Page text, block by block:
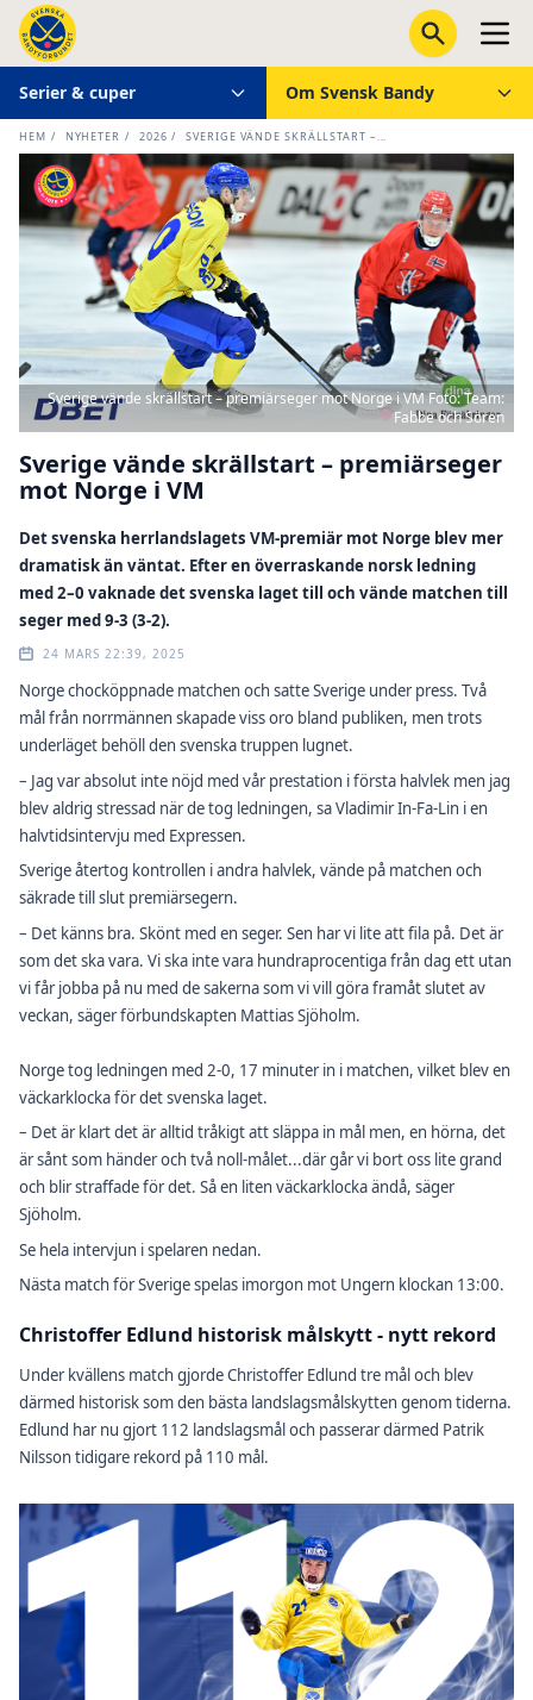
Serier & cuper Om Svensk Bandy
HEM / NYHETER / 2026 / SVERIGE VÄNDE SKRÄLLSTART –...
Sverige vände skrällstart – premiärseger mot Norge i VM Foto: Team:
Fabbe och Sören
Sverige vände skrällstart – premiärseger
mot Norge i VM
Det svenska herrlandslagets VM-premiär mot Norge blev mer
dramatisk än väntat. Efter en överraskande norsk ledning
med 2–0 vaknade det svenska laget till och vände matchen till
seger med 9-3 (3-2).
24 MARS 22:39, 2025
Norge chocköppnade matchen och satte Sverige under press. Två
mål från norrmännen skapade viss oro bland publiken, men trots
underläget behöll den svenska truppen lugnet.
– Jag var absolut inte nöjd med vår prestation i första halvlek men jag
blev aldrig stressad när de tog ledningen, sa Vladimir In-Fa-Lin i en
halvtidsintervju med Expressen.
Sverige återtog kontrollen i andra halvlek, vände på matchen och
säkrade till slut premiärsegern.
– Det känns bra. Skönt med en seger. Sen har vi lite att fila på. Det är
som det ska vara. Vi ska inte vara hundraprocentiga från dag ett utan
vi får jobba på nu med de sakerna som vi vill göra framåt slutet av
veckan, säger förbundskapten Mattias Sjöholm.
Norge tog ledningen med 2-0, 17 minuter in i matchen, vilket blev en
väckarklocka för det svenska laget.
– Det är klart det är alltid tråkigt att släppa in mål men, en hörna, det
är sånt som händer och två noll-målet...där går vi bort oss lite grand
och blir straffade för det. Så en liten väckarklocka ändå, säger
Sjöholm.
Se hela intervjun i spelaren nedan.
Nästa match för Sverige spelas imorgon mot Ungern klockan 13:00.
Christoffer Edlund historisk målskytt - nytt rekord
Under kvällens match gjorde Christoffer Edlund tre mål och blev
därmed historisk som den bästa landslagsmålskytten genom tiderna.
Edlund har nu gjort 112 landslagsmål och passerar därmed Patrik
Nilsson tidigare rekord på 110 mål.